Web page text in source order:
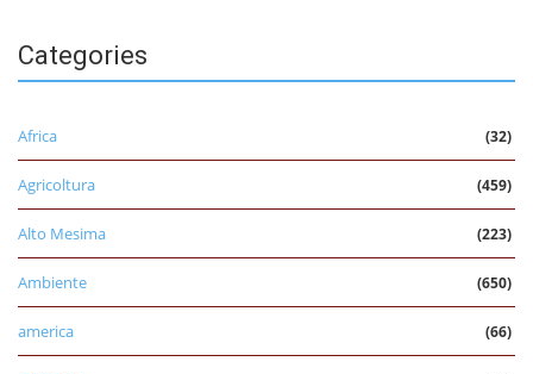
Categories
Africa (32)
Agricoltura (459)
Alto Mesima (223)
Ambiente (650)
america (66)